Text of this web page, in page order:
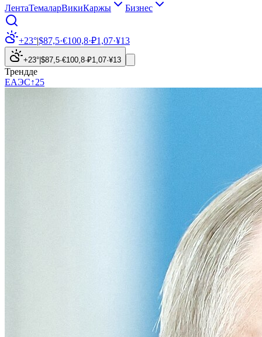
ЛентаТемаларВикиКаржы Бизнес
+23°|$87,5·€100,8·₽1,07·¥13
+23° $87,5·€100,8·₽1,07·¥13
Трендде
ЕАЭС↑25